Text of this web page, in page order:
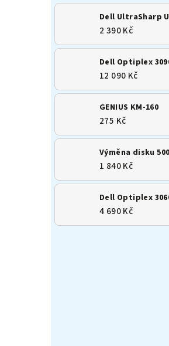
2 390 Kč
12 090 Kč
GENIUS KM-160
275 Kč
1 840 Kč
4 690 Kč